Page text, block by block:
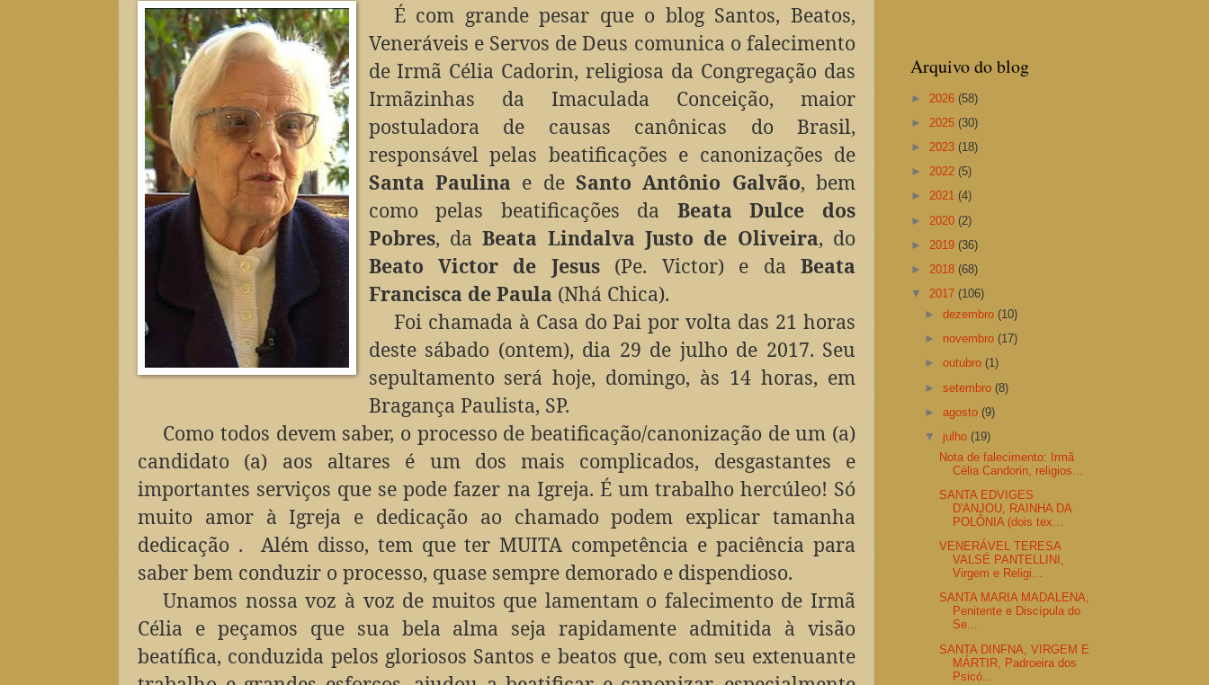
É com grande pesar que o blog Santos, Beatos,
Veneráveis e Servos de Deus comunica o falecimento
de Irmã Célia Cadorin, religiosa da Congregação das
Irmãzinhas da Imaculada Conceição, maior
postuladora de causas canônicas do Brasil,
responsável pelas beatificações e canonizações de
Santa Paulina e de Santo Antônio Galvão, bem
como pelas beatificações da Beata Dulce dos
Pobres, daBeata Lindalva Justo de Oliveira, do
Beato Victor de Jesus(Pe. Victor) e daBeata
Francisca de Paula (Nhá Chica).
Foi chamada à Casa do Pai por volta das 21 horas
deste sábado (ontem), dia 29 de julho de 2017. Seu
sepultamento será hoje, domingo, às 14 horas, em
Bragança Paulista, SP.
Como todos devem saber, o processo de beatificação/canonização de um (a)
candidato (a) aos altares é um dos mais complicados, desgastantes e
importantes serviços que se pode fazer na Igreja. É um trabalho hercúleo! Só
muito amor à Igreja e dedicação ao chamado podem explicar tamanha
dedicação . Além disso, tem que ter MUITA competência e paciência para
saber bem conduzir o processo, quase sempre demorado e dispendioso.
Unamos nossa voz à voz de muitos que lamentam o falecimento de Irmã
Célia e peçamos que sua bela alma seja rapidamente admitida à visão
beatífica, conduzida pelos gloriosos Santos e beatos que, com seu extenuante
Arquivo do blog
► 2026 (58)
► 2025 (30)
► 2023 (18)
► 2022 (5)
► 2021 (4)
► 2020 (2)
► 2019 (36)
► 2018 (68)
▼ 2017 (106)
►dezembro(10)
► novembro(17)
►outubro(1)
►setembro(8)
►agosto(9)
▼ julho(19)
Nota de falecimento: Irmã
Célia Candorin, religios...
SANTA EDVIGES
D'ANJOU, RAINHA DA
POLÔNIA (dois tex...
VENERÁVEL TERESA
VALSÉ PANTELLINI,
Virgem e Religi...
SANTA MARIA MADALENA,
Penitente e Discípula do
Se...
SANTA DINFNA, VIRGEM E
MÁRTIR, Padroeira dos
Psicó...